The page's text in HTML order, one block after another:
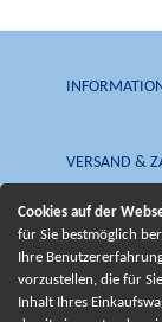
Cookies auf der
für Sie bestmöglich
Ihre
vorzustellen, die für
Inhalt Ihres
VERSAND &
SHOP &
UNSERE